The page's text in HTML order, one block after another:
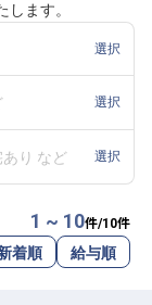
し込む
ます。
選択
選択
り など 選択
1 ~ 10件/10件
着順 給与順